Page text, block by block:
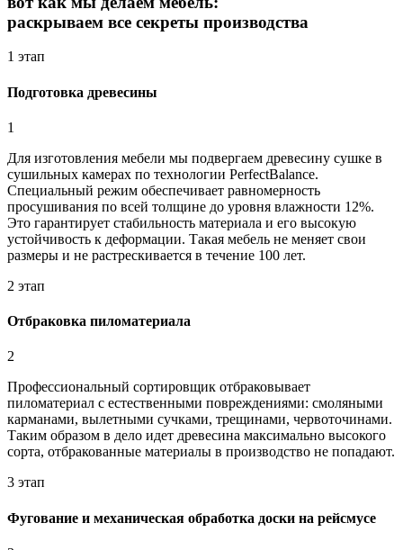
раскрываем все секреты производства
1 этап
Подготовка древесины
1
Для изготовления мебели мы подвергаем древесину сушке в
сушильных камерах по технологии PerfectBalance.
Специальный режим обеспечивает равномерность
просушивания по всей толщине до уровня влажности 12%.
Это гарантирует стабильность материала и его высокую
устойчивость к деформации. Такая мебель не меняет свои
размеры и не растрескивается в течение 100 лет.
2 этап
Отбраковка пиломатериала
2
Профессиональный сортировщик отбраковывает
пиломатериал с естественными повреждениями: смоляными
карманами, вылетными сучками, трещинами, червоточинами.
Таким образом в дело идет древесина максимально высокого
сорта, отбракованные материалы в производство не попадают.
3 этап
Фугование и механическая обработка доски на рейсмусе